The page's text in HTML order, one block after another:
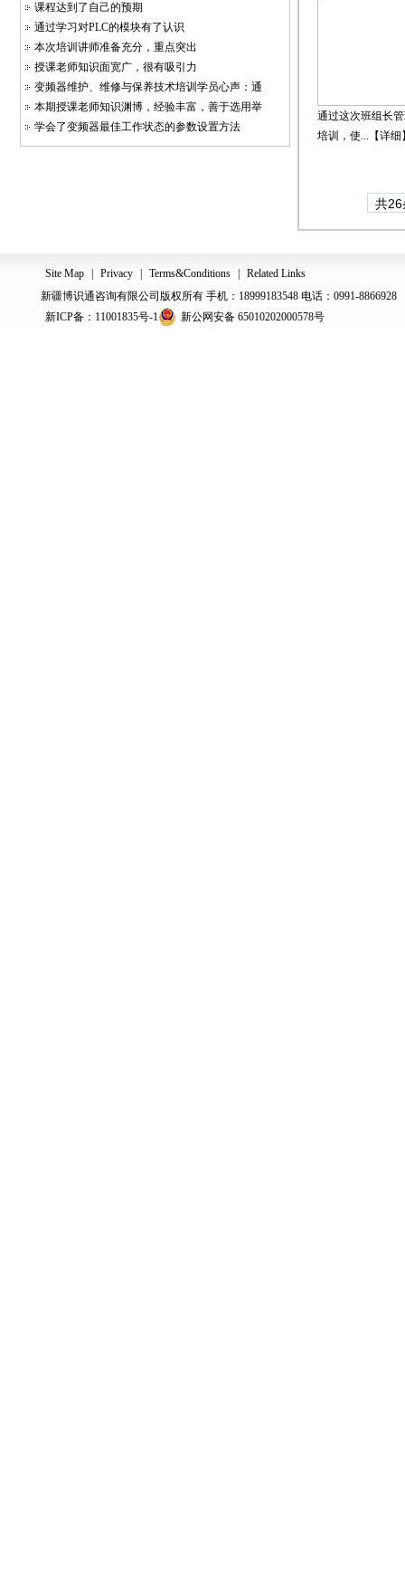
通过这次班组长
培训，使...【详细
共26
课程达到了自己的预期
通过学习对PLC的模块有了认识
本次培训讲师准备充分，重点突出
授课老师知识面宽广，很有吸引力
变频器维护、维修与保养技术培训学员心声：通
本期授课老师知识渊博，经验丰富，善于选用举
学会了变频器最佳工作状态的参数设置方法
Site Map Privacy Terms&Conditions
Related Links
新疆博识通咨询有限公司版权所有 手机：18999183548 电话：0991-8866928
新公网安备 65010202000578号
新ICP备：11001835号-1